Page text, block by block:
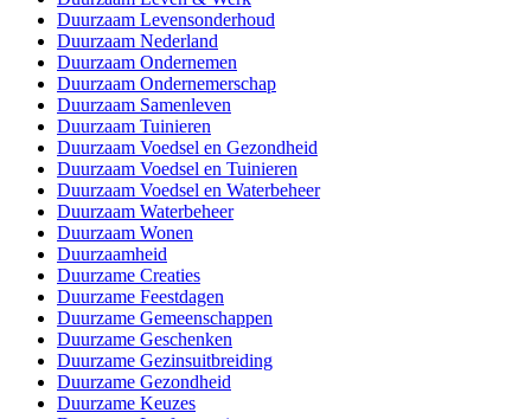
Duurzaam Levensonderhoud
Duurzaam Nederland
Duurzaam Ondernemen
Duurzaam Ondernemerschap
Duurzaam Samenleven
Duurzaam Tuinieren
Duurzaam Voedsel en Gezondheid
Duurzaam Voedsel en Tuinieren
Duurzaam Voedsel en Waterbeheer
Duurzaam Waterbeheer
Duurzaam Wonen
Duurzaamheid
Duurzame Creaties
Duurzame Feestdagen
Duurzame Gemeenschappen
Duurzame Geschenken
Duurzame Gezinsuitbreiding
Duurzame Gezondheid
Duurzame Keuzes